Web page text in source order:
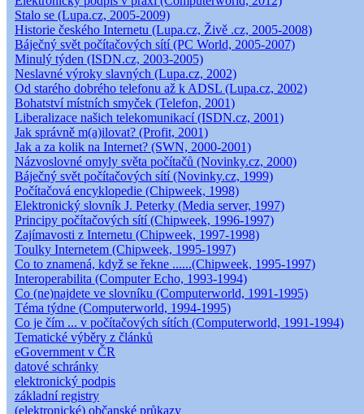
Stalo se (Lupa.cz, 2005-2009)
Historie českého Internetu (Lupa.cz, Živě .cz, 2005-2008)
Báječný svět počítačových sítí (PC World, 2005-2007)
Minulý týden (ISDN.cz, 2003-2005)
Neslavné výroky slavných (Lupa.cz, 2002)
Od starého dobrého telefonu až k ADSL (Lupa.cz, 2002)
Bohatství místních smyček (Telefon, 2001)
Liberalizace našich telekomunikací (ISDN.cz, 2001)
Jak správně m(a)ilovat? (Profit, 2001)
Jak a za kolik na Internet? (SWN, 2000-2001)
Názvoslovné omyly světa počítačů (Novinky.cz, 2000)
Báječný svět počítačových sítí (Novinky.cz, 1999)
Počítačová encyklopedie (Chipweek, 1998)
Elektronický slovník J. Peterky (Media server, 1997)
Principy počítačových sítí (Chipweek, 1996-1997)
Zajímavosti z Internetu (Chipweek, 1997-1998)
Toulky Internetem (Chipweek, 1995-1997)
Co to znamená, když se řekne ......(Chipweek, 1995-1997)
Interoperabilita (Computer Echo, 1993-1994)
Co (ne)najdete ve slovníku (Computerworld, 1991-1995)
Téma týdne (Computerworld, 1994-1995)
Co je čím ... v počítačových sítích (Computerworld, 1991-1994)
Tematické výběry z článků
eGovernment v ČR
datové schránky
elektronický podpis
základní registry
(elektronické) občanské průkazy